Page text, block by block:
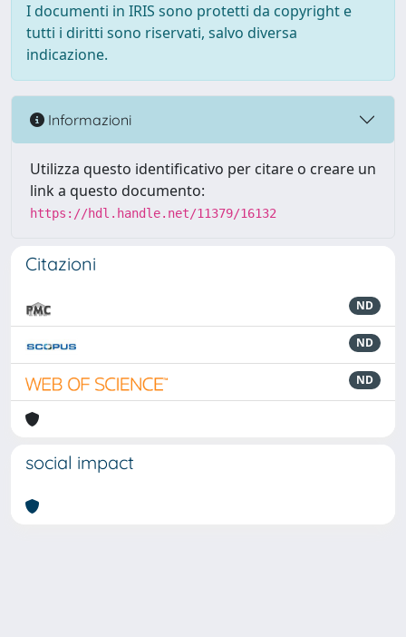
I documenti in IRIS sono protetti da copyright e
tutti i diritti sono riservati, salvo diversa
indicazione.
Informazioni
Utilizza questo identificativo per citare o creare un
link a questo documento:
https://hdl.handle.net/11379/16132
Citazioni
ND
ND
ND
social impact